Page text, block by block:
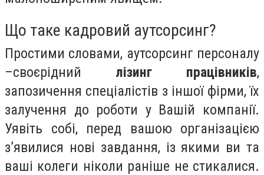
Що таке кадровий аутсорсинг?
Простими словами, аутсорсинг персоналу
–своєрідний лізинг працівників,
запозичення спеціалістів з іншої фірми, їх
залучення до роботи у Вашій компанії.
Уявіть собі, перед вашою організацією
з’явилися нові завдання, із якими ви та
ваші колеги ніколи раніше не стикалися.